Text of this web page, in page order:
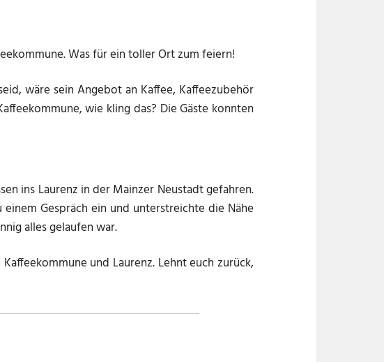
Was für ein toller Ort zum feiern!
wäre sein Angebot an Kaffee, Kaffeezubehör
wie kling das? Die Gäste konnten
ins Laurenz in der Mainzer Neustadt gefahren.
Gespräch ein und unterstreichte die Nähe
alles gelaufen war.
und Laurenz. Lehnt euch zurück,